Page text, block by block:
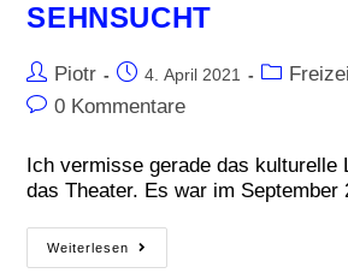
SEHNSUCHT
Piotr 4. April 2021
0 Kommentare
Ich vermisse gerade das kulturelle
das Theater. Es war im September
Weiterlesen